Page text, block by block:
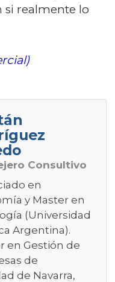
si realmente lo
Consultivo
en
y Master en
(Universidad
Argentina).
en Gestión de
de
de Navarra,